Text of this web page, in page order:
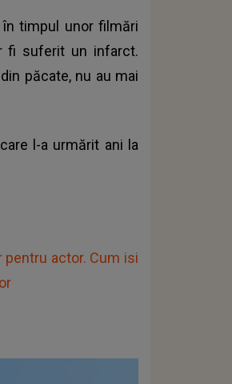
timpul unor filmări
fi suferit un infarct.
păcate, nu au mai
l-a urmărit ani la
pentru actor. Cum isi